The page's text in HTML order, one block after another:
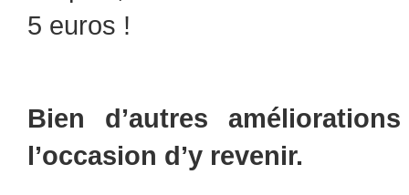
5 euros !
Bien d’autres
l’occasion d’y revenir.